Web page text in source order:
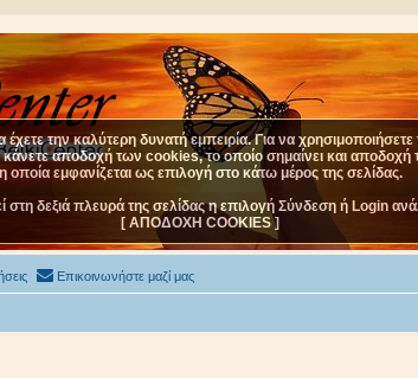
Επικοινωνήστε μαζί μας
την καλύτερη δυνατή εμπειρία. Για να
αποδοχή των cookies, το οποίο σημαίνει και αποδοχή
η οποία εμφανίζεται ως επιλογή στο κάτω μέρος της σελίδας.
στη δεξιά πλευρά της σελίδας η επιλογή Σύνδεση ή Login
[ ΑΠΟΔΟΧΗ COOKIES ]